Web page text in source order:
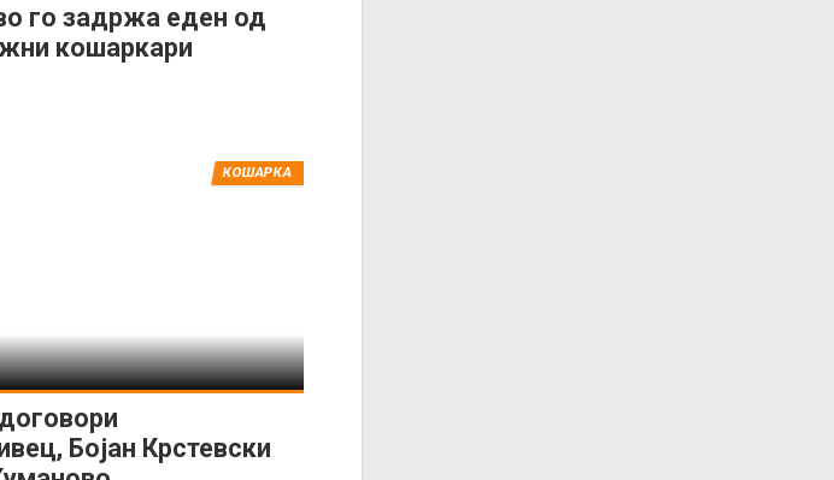
го задржа еден од
кошаркари
Бојан Крстевски
КОШАРКА